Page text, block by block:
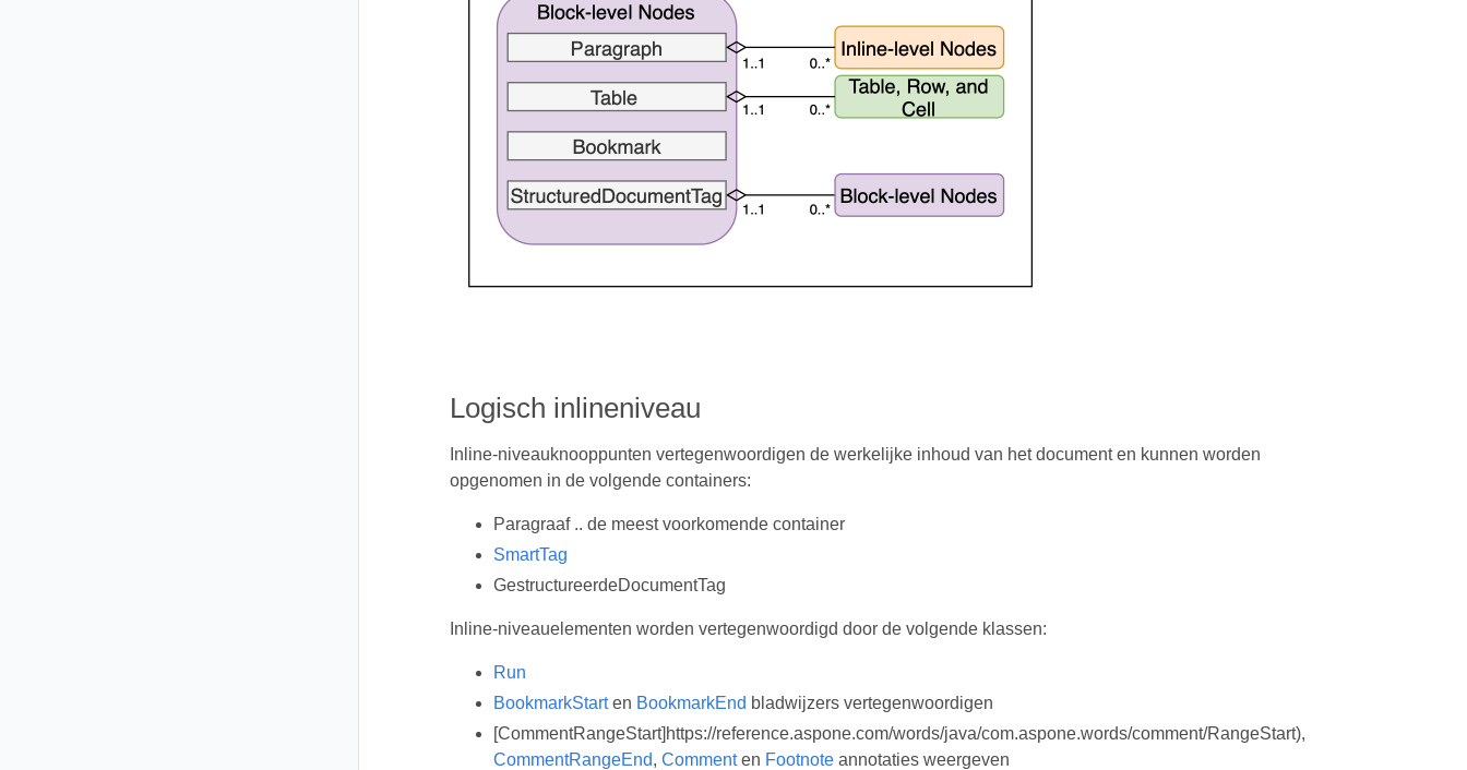
Logisch inlineniveau
Inline-niveauknooppunten vertegenwoordigen de werkelijke inhoud van het document en kunnen worden
opgenomen in de volgende containers:
Paragraaf .. de meest voorkomende container
SmartTag
GestructureerdeDocumentTag
Inline-niveauelementen worden vertegenwoordigd door de volgende klassen:
Run
BookmarkStarten BookmarkEnd bladwijzers vertegenwoordigen
[CommentRangeStart]https://reference.aspone.com/words/java/com.aspone.words/comment/RangeStart),
CommentRangeEnd, Commenten Footnoteannotaties weergeven